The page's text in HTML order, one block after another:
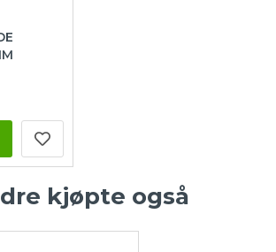
kjøpte også